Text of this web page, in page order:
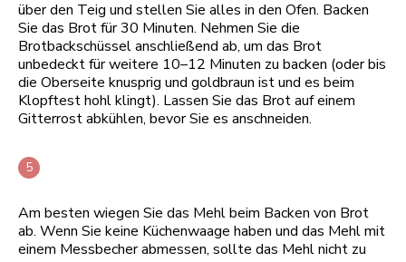
über den Teig und stellen Sie alles in den Ofen. Backen
Sie das Brot für 30 Minuten. Nehmen Sie die
Brotbackschüssel anschließend ab, um das Brot
unbedeckt für weitere 10–12 Minuten zu backen (oder bis
die Oberseite knusprig und goldbraun ist und es beim
Klopftest hohl klingt). Lassen Sie das Brot auf einem
Gitterrost abkühlen, bevor Sie es anschneiden.
Am besten wiegen Sie das Mehl beim Backen von Brot
ab. Wenn Sie keine Küchenwaage haben und das Mehl mit
einem Messbecher abmessen, sollte das Mehl nicht zu